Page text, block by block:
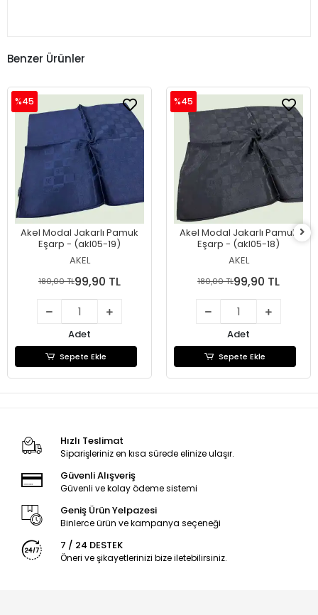
Benzer Ürünler
Akel Modal Jakarlı Pamuk
Eşarp - (akl05-19)
AKEL
%45
180,00 TL99,90 TL
Adet
Sepete Ekle
Akel Modal Jakarlı Pamuk
Eşarp - (akl05-18)
AKEL
%45
180,00 TL99,90 TL
Adet
Sepete Ekle
Hızlı Teslimat
Siparişleriniz en kısa sürede elinize ulaşır.
Güvenli Alışveriş
Güvenli ve kolay ödeme sistemi
Geniş Ürün Yelpazesi
Binlerce ürün ve kampanya seçeneği
7 / 24 DESTEK
Öneri ve şikayetlerinizi bize iletebilirsiniz.